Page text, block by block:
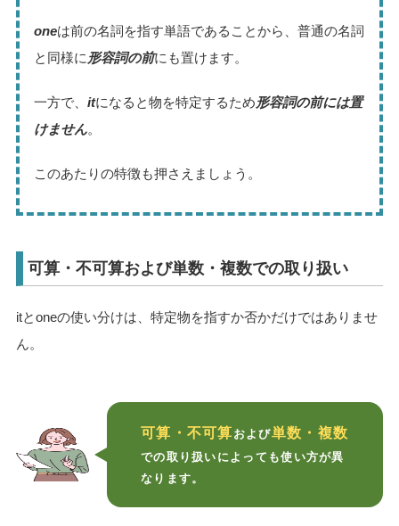
oneは前の名詞を指す単語であることから、普通の名詞
と同様に 形容詞の前にも置けます。
一方で、 itになると物を特定するため形容詞の前には置
けません。
このあたりの特徴も押さえましょう。
可算・不可算および単数・複数での取り扱い
itとoneの使い分けは、特定物を指すか否かだけではありませ
ん。
可算・不可算 および単数・複数
での取り扱いによっても使い方が異
なります。